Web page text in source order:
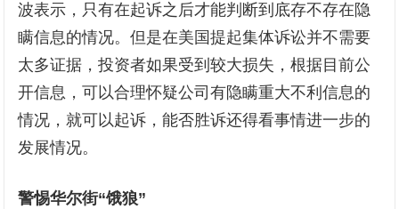
波表示，只有在起诉之后才能判断到底存不存在隐
瞒信息的情况。但是在美国提起集体诉讼并不需要
太多证据，投资者如果受到较大损失，根据目前公
开信息，可以合理怀疑公司有隐瞒重大不利信息的
情况，就可以起诉，能否胜诉还得看事情进一步的
发展情况。
警惕华尔街“饿狼”